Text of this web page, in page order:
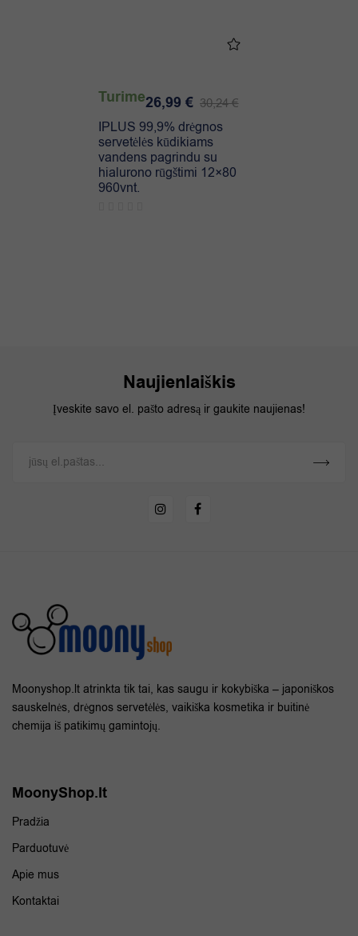
30,24€
26,99€
Turime
IPLUS 99,9% drėgnos
servetėlės kūdikiams
vandens pagrindu su
hialurono rūgštimi 12×80
960vnt.
Naujienlaiškis
Įveskite savo el. pašto adresą ir gaukite naujienas!
MoonyShop.lt
Pradžia
Parduotuvė
Apie mus
Kontaktai
Moonyshop.lt atrinkta tik tai, kas saugu ir kokybiška – japoniškos
sauskelnės, drėgnos servetėlės, vaikiška kosmetika ir buitinė
chemija iš patikimų gamintojų.